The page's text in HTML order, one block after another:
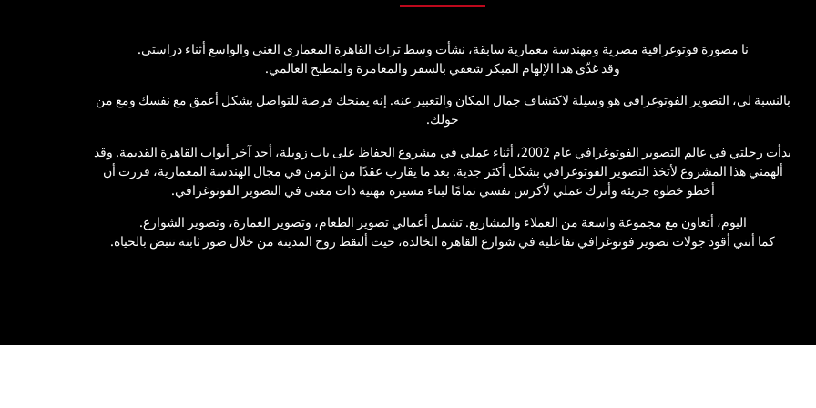
نا مصورة فوتوغرافية مصرية ومهندسة معمارية سابقة، نشأت وسط تراث القاهرة المعماري الغني والواسع أثناء دراستي.
وقد غذّى هذا الإلهام المبكر شغفي بالسفر والمغامرة والمطبخ العالمي.
بالنسبة لي، التصوير الفوتوغرافي هو وسيلة لاكتشاف جمال المكان والتعبير عنه. إنه يمنحك فرصة للتواصل بشكل أعمق مع نفسك ومع من
حولك.
بدأت رحلتي في عالم التصوير الفوتوغرافي عام 2002، أثناء عملي في مشروع الحفاظ على باب زويلة، أحد آخر أبواب القاهرة القديمة. وقد
ألهمني هذا المشروع لأتخذ التصوير الفوتوغرافي بشكل أكثر جدية. بعد ما يقارب عقدًا من الزمن في مجال الهندسة المعمارية، قررت أن
أخطو خطوة جريئة وأترك عملي لأكرس نفسي تمامًا لبناء مسيرة مهنية ذات معنى في التصوير الفوتوغرافي.
اليوم، أتعاون مع مجموعة واسعة من العملاء والمشاريع. تشمل أعمالي تصوير الطعام، وتصوير العمارة، وتصوير الشوارع.
كما أنني أقود جولات تصوير فوتوغرافي تفاعلية في شوارع القاهرة الخالدة، حيث ألتقط روح المدينة من خلال صور ثابتة تنبض بالحياة.